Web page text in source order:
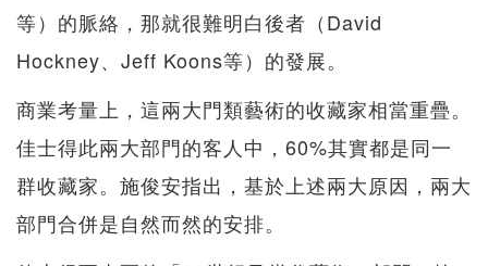
等）的脈絡，那就很難明白後者（David
Hockney、Jeff Koons等）的發展。
商業考量上，這兩大門類藝術的收藏家相當重疊。
佳士得此兩大部門的客人中，60%其實都是同一
群收藏家。施俊安指出，基於上述兩大原因，兩大
部門合併是自然而然的安排。